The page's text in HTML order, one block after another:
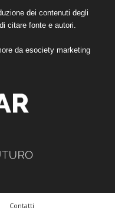
dei contenuti degli
citare fonte e autori.
da esociety marketing
Contatti